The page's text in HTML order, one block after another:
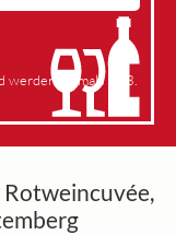
niemals an 3.
Rotweincuvée,